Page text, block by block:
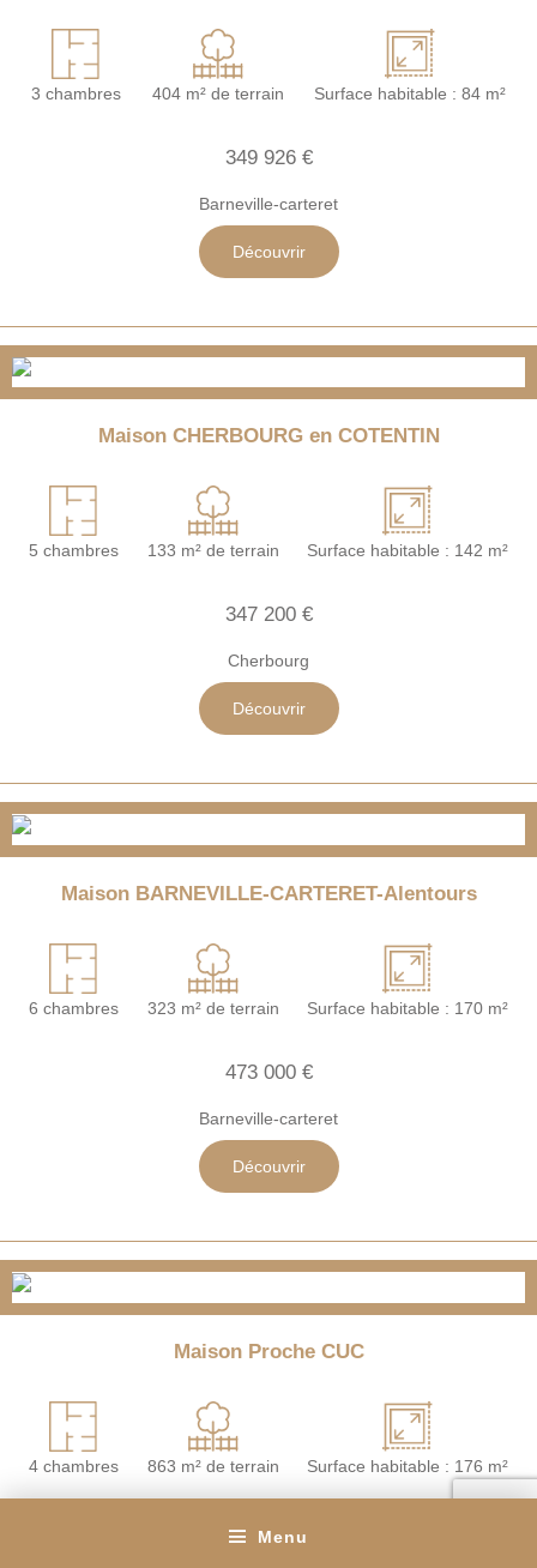
Menu
3 chambres 404 m² de terrain Surface habitable : 84 m²
349 926 €
Barneville-carteret
Découvrir
Maison CHERBOURG en COTENTIN
5 chambres 133 m² de terrain Surface habitable : 142 m²
347 200 €
Cherbourg
Découvrir
Maison BARNEVILLE-CARTERET-Alentours
6 chambres 323 m² de terrain Surface habitable : 170 m²
473 000 €
Barneville-carteret
Découvrir
Maison Proche CUC
4 chambres 863 m² de terrain Surface habitable : 176 m²
260 251 €